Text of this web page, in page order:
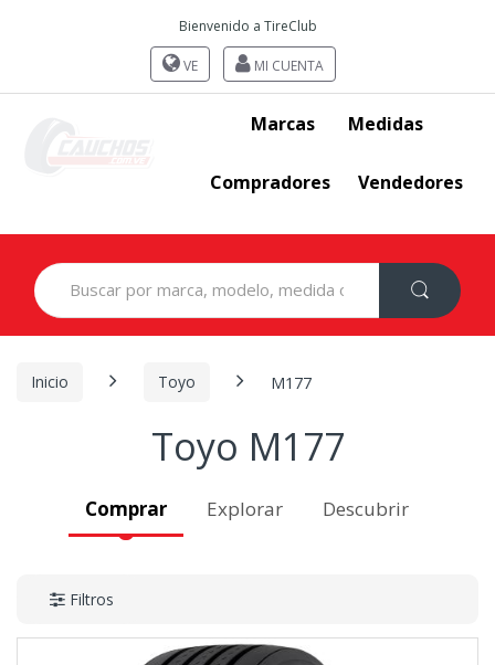
Bienvenido a TireClub
VE MI CUENTA
Marcas Medidas
Compradores Vendedores
Search
for:
Inicio Toyo M177
Toyo M177
Comprar Explorar Descubrir
Filtros